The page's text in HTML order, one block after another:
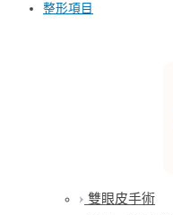
【美貌知尋識
瞼肌問題！？
整形項目
雙眼皮手術